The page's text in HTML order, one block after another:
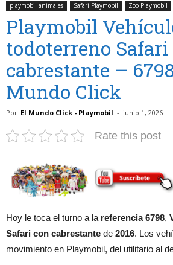
playmobil animales
Safari Playmobil Zoo Playmobil
Playmobil
todoterreno Safari
cabrestante –
Mundo Click
Por El Mundo Click - Playmobil - junio 1, 2026
Rate this post
Hoy le toca el turno a la referencia 6798,
Safari con cabrestante de 2016. Los
movimiento en Playmobil, del utilitario al